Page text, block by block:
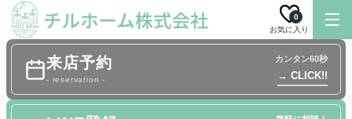
お気に入り
0
来店予約
- reservation -
カンタン60秒
→ CLICK!!